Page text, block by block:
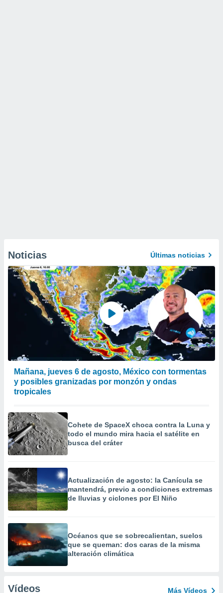
Noticias Últimas noticias
Mañana, jueves 6 de agosto, México con tormentas
y posibles granizadas por monzón y ondas
tropicales
Cohete de SpaceX choca contra la Luna y
todo el mundo mira hacia el satélite en
busca del cráter
Actualización de agosto: la Canícula se
mantendrá, previo a condiciones extremas
de lluvias y ciclones por El Niño
Océanos que se sobrecalientan, suelos
que se queman: dos caras de la misma
alteración climática
Vídeos Más Vídeos